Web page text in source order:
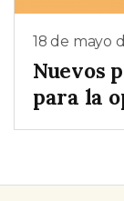
18 de mayo
Nuevos
para la